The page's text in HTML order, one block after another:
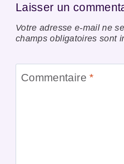
Laisser un
Votre adresse e-mail ne
champs obligatoires sont
Commentaire*